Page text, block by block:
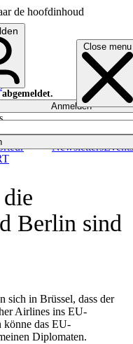
de hoofdinhoud
Close menu
NewslettersEvents
Anmelden
Berlin sind
sich in Brüssel, dass der
Airlines ins EU-
könne das EU-
Diplomaten.